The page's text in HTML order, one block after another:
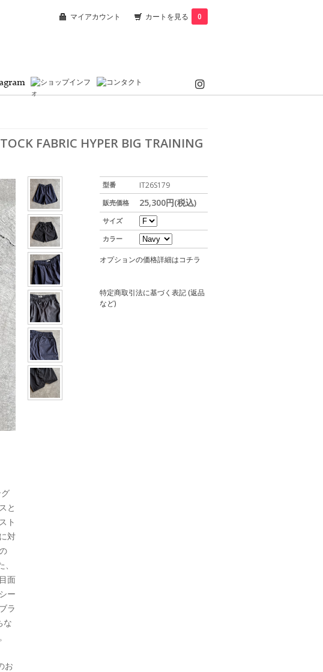
マイアカウント カートを見る 0
FABRIC HYPER BIG TRAINING
型番 IT26S179
販売価格 25,300円(税込)
サイズ
カラー
オプションの価格詳細はコチラ
特定商取引法に基づく表記 (返品
など)
と
ト
対
面
ー
ラ
な
お